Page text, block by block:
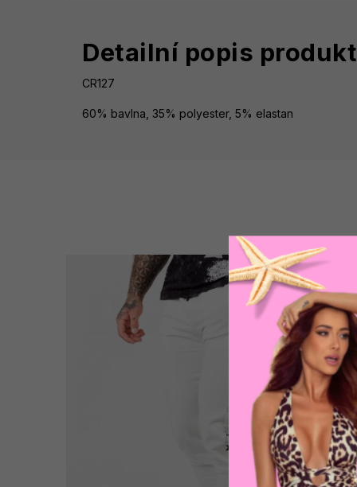
Detailní popis
CR127
60% bavlna, 35% polyester, 5% elastan